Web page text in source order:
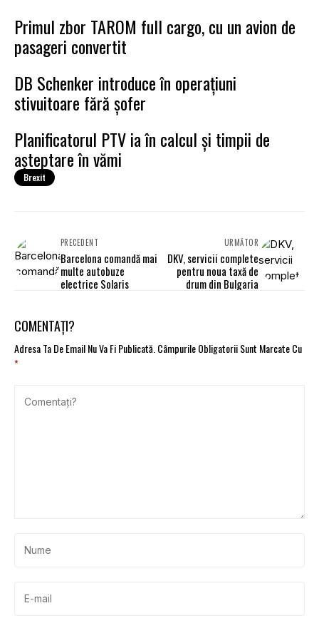
Primul zbor TAROM full cargo, cu un avion de
pasageri convertit
DB Schenker introduce în operațiuni
stivuitoare fără șofer
Planificatorul PTV ia în calcul și timpii de
așteptare în vămi
Brexit
PRECEDENT
Barcelona comandă mai
multe autobuze
electrice Solaris
URMĂTOR
DKV, servicii complete
pentru noua taxă de
drum din Bulgaria
COMENTAȚI?
Adresa Ta De Email Nu Va Fi Publicată. Câmpurile Obligatorii Sunt Marcate Cu
*